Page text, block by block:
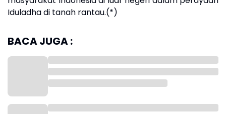
Iduladha di tanah rantau.(*)
BACA JUGA :